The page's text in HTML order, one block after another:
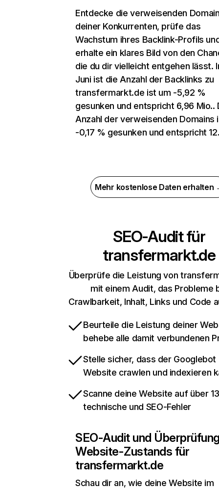
Entdecke die verweisenden
deiner Konkurrenten, prüfe das
Wachstum ihres Backlink-Profils
erhalte ein klares Bild von den
die du dir vielleicht entgehen lässt.
Juni ist die Anzahl der Backlinks zu
transfermarkt.de ist um -5,92 %
gesunken und entspricht 6,96 Mio..
Anzahl der verweisenden Domains
-0,17 % gesunken und entspricht
Mehr kostenlose Daten erhalten
SEO-Audit für
transfermarkt.de
Überprüfe die Leistung von
mit einem Audit, das Probleme
Crawlbarkeit, Inhalt, Links und Code
Beurteile die Leistung deiner
behebe alle damit verbundenen
Stelle sicher, dass der Googlebot
Website crawlen und indexieren
Scanne deine Website auf über
technische und SEO-Fehler
SEO-Audit und
Website-Zustands für
transfermarkt.de
Schau dir an, wie deine Website im